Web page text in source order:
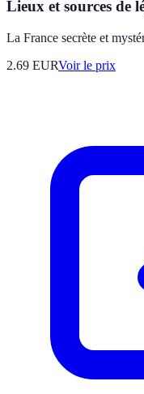
Lieux et sources de
La France secrète et
2.69 EURVoir le prix